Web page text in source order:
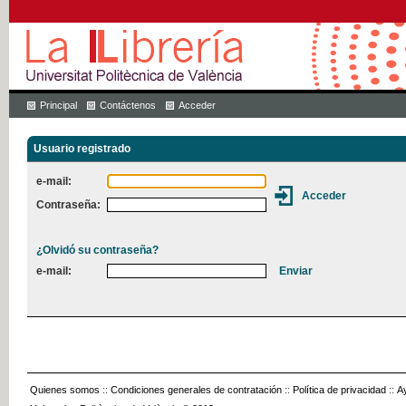
Principal Contáctenos Acceder
Usuario registrado
e-mail:
Contraseña:
¿Olvidó su contraseña?
e-mail:
Quienes somos :: Condiciones generales de contratación :: Política de privacidad ::